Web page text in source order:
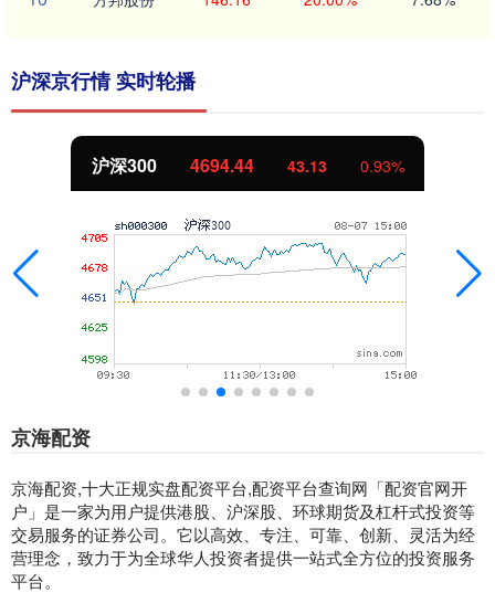
沪深京行情 实时轮播
沪深300 4694.44 43.13 0.93%
京海配资
京海配资,十大正规实盘配资平台,配资平台查询网「配资官网开
户」是一家为用户提供港股、沪深股、环球期货及杠杆式投资等
交易服务的证券公司。它以高效、专注、可靠、创新、灵活为经
营理念，致力于为全球华人投资者提供一站式全方位的投资服务
平台。